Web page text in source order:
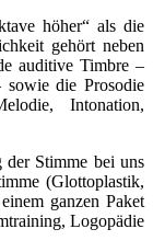
höher“ als die
gehört neben
auditive Timbre –
sowie die Prosodie
Intonation,
der Stimme bei uns
(Glottoplastik,
ganzen Paket
Logopädie